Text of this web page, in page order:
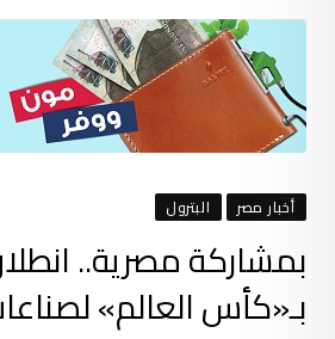
أخبار مصر البترول
بمشاركة مصرية..
بـ«كأس العالم»